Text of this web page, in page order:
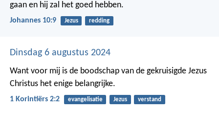
gaan en hij zal het goed hebben.
Johannes 10:9 Jezus redding
Dinsdag 6 augustus 2024
Want voor mij is de boodschap van de gekruisigde Jezus
Christus het enige belangrijke.
1 Korintiërs 2:2 evangelisatie Jezus verstand